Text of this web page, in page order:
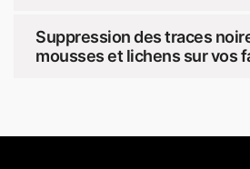
Suppression des traces
mousses et lichens sur vos